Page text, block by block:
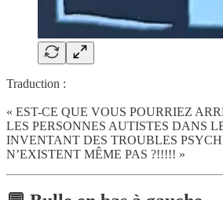
Traduction :
« EST-CE QUE VOUS POURRIEZ
LES PERSONNES AUTISTES DANS
INVENTANT DES TROUBLES
N’EXISTENT MÊME PAS ?!!!!! »